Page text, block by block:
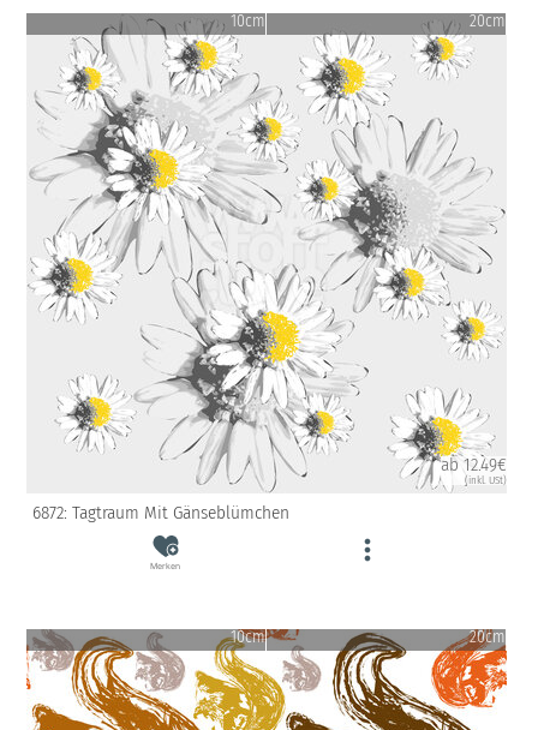
10cm 20cm
ab 12.49€
(inkl. USt)
6872: Tagtraum Mit Gänseblümchen
Merken
10cm 20cm